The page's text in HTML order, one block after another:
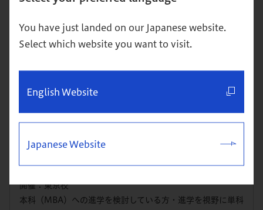
You have just landed on our Japanese website.
Select which website you want to visit.
English Website
Japanese Website
開催：東京校
本科（MBA）への進学を検討している方・進学を視野に単科
詳細
体験クラス＆説明会
開催：東京校
本科（MBA）への進学を検討している方・進学を視野に単科